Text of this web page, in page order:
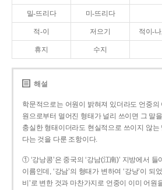
밀-뜨리다 미-뜨리다
적-이 저으기 적이-
휴지 수지
해설
학문적으로는 어원이 밝혀져 있더라도 언중의
원으로부터 멀어진 형태가 널리 쓰이면 그 말
충실한 형태이더라도 현실적으로 쓰이지 않는
다는 것을 다룬 조항이다.
① ‘강낭콩’은 중국의 ‘강남(江南)’ 지방에서
이름인데, ‘강남’의 형태가 변하여 ‘강낭’이 되
비’로 변한 것과 마찬가지로 언중이 이미 어원